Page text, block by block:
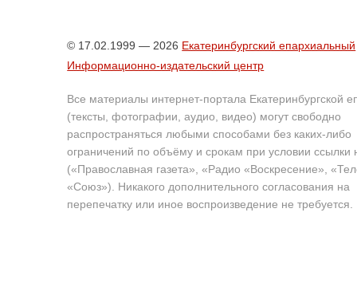
© 17.02.1999 — 2026 Екатеринбургский епархиальный
Информационно-издательский центр
Все материалы интернет-портала Екатеринбургской
(тексты, фотографии, аудио, видео) могут свободно
распространяться любыми способами без каких-либо
ограничений по объёму и срокам при условии ссылки
(«Православная газета», «Радио «Воскресение»,
«Союз»). Никакого дополнительного согласования на
перепечатку или иное воспроизведение не требуется.